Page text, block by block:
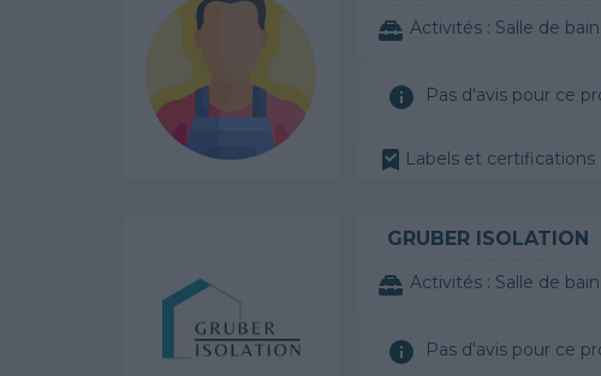
Activités : Salle de bain, Couverture
Pas d'avis pour ce
Labels et certifications :
GRUBER ISOLATION
Activités : Salle de bain,
Pas d'avis pour ce